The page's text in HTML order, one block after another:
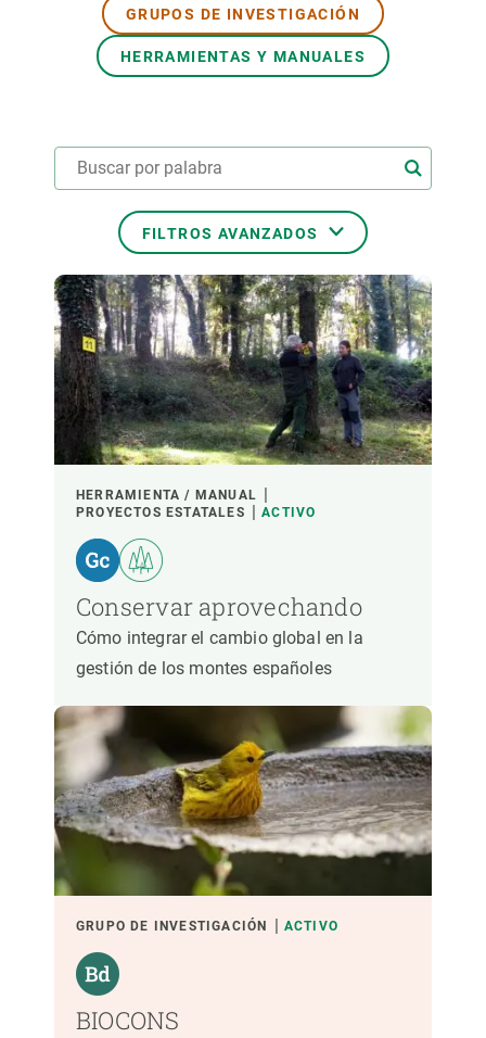
GRUPOS DE INVESTIGACIÓN
HERRAMIENTAS Y MANUALES
FILTROS AVANZADOS
ÁREAS TEMÁTICAS
TEMAS TRANSVERSALES
LIDERADO POR
PARTICIPANTES
AÑO DE INICIO
LIDERAZGO CREAF LIDERAZGO EXTERNO
- CUALQUIERA - ACTIVO
HERRAMIENTA / MANUAL
PROYECTOS ESTATALES
ACTIVO
Conservar aprovechando
Cómo integrar el cambio global en la
gestión de los montes españoles
GRUPO DE INVESTIGACIÓN ACTIVO
BIOCONS
NOTICIAS Y AGENDA